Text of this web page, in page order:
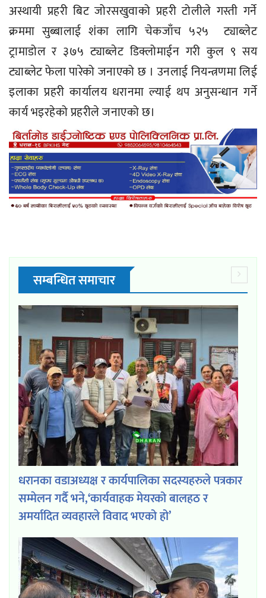
अस्थायी प्रहरी बिट जोरसखुवाको प्रहरी टोलीले गस्ती गर्ने
क्रममा सुब्बालाई शंका लागि चेकजाँच ५२५ ट्याब्लेट
ट्रामाडोल र ३७५ ट्याब्लेट डिक्लोमाईन गरी कुल ९ सय
ट्याब्लेट फेला पारेको जनाएको छ । उनलाई नियन्त्रणमा लिई
इलाका प्रहरी कार्यालय धरानमा ल्याई थप अनुसन्धान गर्ने
कार्य भइरहेको प्रहरीले जनाएको छ।
सम्बन्धित समाचार
धरानका वडाअध्यक्ष र कार्यपालिका सदस्यहरुले पत्रकार
सम्मेलन गर्दै भने,‘कार्यवाहक मेयरको बालहठ र
अमर्यादित व्यवहारले विवाद भएको हो’